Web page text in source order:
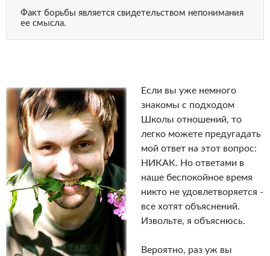
Факт борьбы является свидетельством непонимания
ее смысла.
Если вы уже немного
знакомы с подходом
Школы отношений, то
легко можете предугадать
мой ответ на этот вопрос:
НИКАК. Но ответами в
наше беспокойное время
никто не удовлетворяется -
все хотят объяснений.
Извольте, я объяснюсь.
Вероятно, раз уж вы